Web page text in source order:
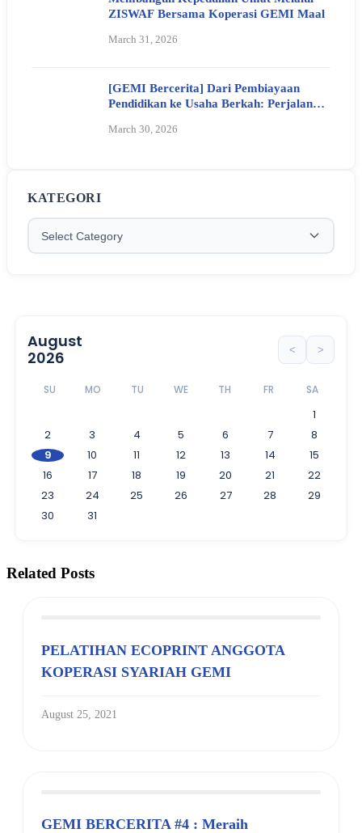
ZISWAF Bersama Koperasi GEMI Maal
March 31, 2026
[GEMI Bercerita] Dari Pembiayaan
Pendidikan ke Usaha Berkah: Perjalanan
March 30, 2026
KATEGORI
August
2026
< >
SU MO TU WE TH FR SA
1
2
3 4 5 6 7
8
9
10 11 12 13 14
15
16
17 18 19 20 21
22
23
24 25 26 27 28
29
30
31
Related Posts
PELATIHAN ECOPRINT ANGGOTA
KOPERASI SYARIAH GEMI
August 25, 2021
GEMI BERCERITA #4 : Meraih